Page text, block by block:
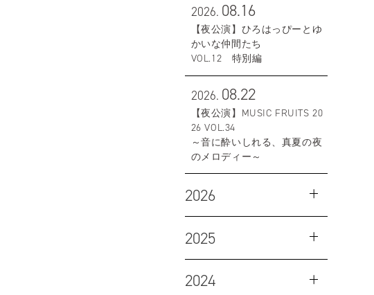
2026. 08.16
【夜公演】ひろはっぴーとゆ
かいな仲間たち
VOL.12 特別編
2026. 08.22
【夜公演】MUSIC FRUITS 20
26 VOL.34
～音に酔いしれる、真夏の夜
のメロディー～
2026
2025
2024